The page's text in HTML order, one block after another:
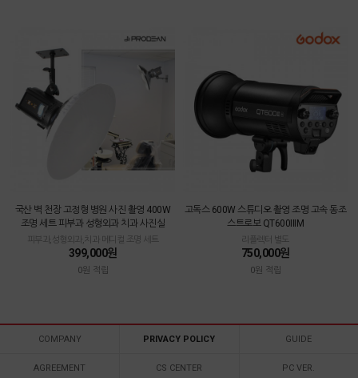
국산 벽 천장 고정형 병원 사진 촬영 400W
조명 세트 피부과 성형외과 치과 사진실
피부과,성형외과,치과 메디컬 조명 세트
399,000원
0원 적립
고독스 600W 스튜디오 촬영 조명 고속 동조
스트로보 QT600IIIM
리플렉터 별도
750,000원
0원 적립
COMPANY PRIVACY POLICY GUIDE
AGREEMENT CS CENTER PC VER.